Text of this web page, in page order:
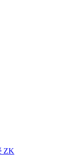
ZK